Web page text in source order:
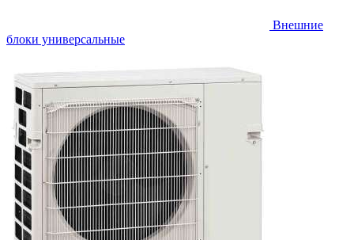
Внешние
блоки универсальные